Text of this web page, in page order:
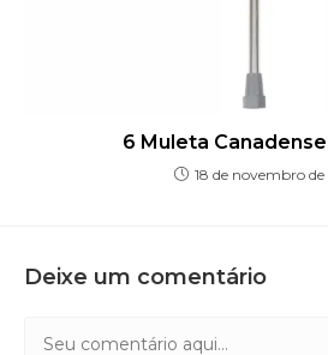
6 Muleta Canadense
18 de novembro
Deixe um comentário